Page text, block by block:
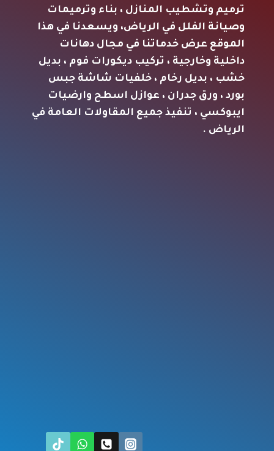
ترميم وتشطيب المنازل ، بناء وترميمات
وصيانة الفلل في الرياض، ويسعدنا في هذا
الموقع عرض خدماتنا في مجال دهانات
داخلية وخارجية ، تركيب ديكورات فوم ، بديل
خشب ، بديل رخام ، خلفيات شاشة جبس
بورد ، ورق جدران ، عوازل اسطح وارضيات
ايبوكسي ، تنفيذ جميع المقاولات العامة في
الرياض .